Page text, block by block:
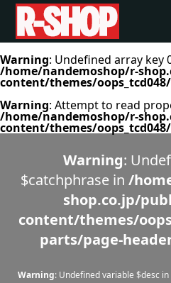
Warning: Undefined array key
/home/nandemoshop/r-
content/themes/
Warning: Attempt to read
/home/nandemoshop/r-
content/themes/
Warning:
$catchphrase in /
shop.co.jp/
content/themes/
parts/page-
Warning: Undefined variable $desc in